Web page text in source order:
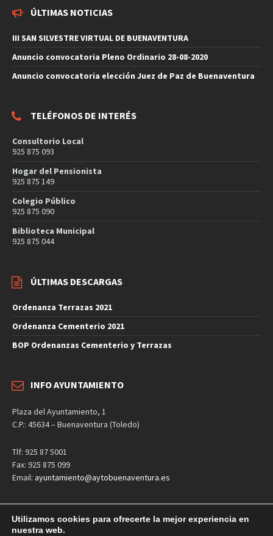
ÚLTIMAS NOTICIAS
III SAN SILVESTRE VIRTUAL DE BUENAVENTURA
Anuncio convocatoria Pleno Ordinario 28-08-2020
Anuncio convocatoria elección Juez de Paz de Buenaventura
TELÉFONOS DE INTERÉS
Consultorio Local
925 875 093
Hogar del Pensionista
925 875 149
Colegio Público
925 875 090
Biblioteca Municipal
925 875 044
ÚLTIMAS DESCARGAS
Ordenanza Terrazas 2021
Ordenanza Cementerio 2021
BOP Ordenanzas Cementerio y Terrazas
INFO AYUNTAMIENTO
Plaza del Ayuntamiento, 1
C.P.: 45634 – Buenaventura (Toledo)
Tlf: 925 87 5001
Fax: 925 875 099
Email: ayuntamiento@aytobuenaventura.es
Aviso Legal
Utilizamos cookies para ofrecerte la mejor experiencia en
nuestra web.